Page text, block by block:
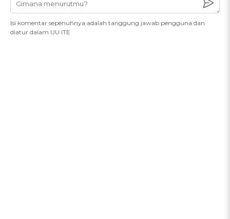
Isi komentar sepenuhnya adalah tanggung jawab pengguna dan
diatur dalam UU ITE